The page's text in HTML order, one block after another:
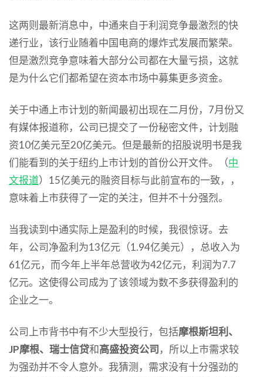
这两则最新消息中，中通来自于利润竞争最激烈的快
递行业，该行业随着中国电商的爆炸式发展而繁荣。
但是激烈竞争意味着大部分公司都在大量亏损，这就
是为什么它们都希望在资本市场中募集更多资金。
关于中通上市计划的新闻最初出现在二月份，7月份又
有媒体报道称，公司已提交了一份秘密文件，计划融
资10亿美元至20亿美元。但是最新的招股说明书是我
们能看到的关于纽约上市计划的首份公开文件。（中
文报道）15亿美元的融资目标与此前宣布的一致，，
意味着上市获得了一定的关注，但并不十分强烈。
当我读到中通实际上是盈利的时候，我很惊讶。去
年，公司净盈利为13亿元（1.94亿美元），总收入为
61亿元，而今年上半年总营收为42亿元，利润为7.7
亿元。这使得公司成为了该领域为数不多获得盈利的
企业之一。
公司上市背书中有不少大型投行，包括摩根斯坦利 、
JP摩根、 瑞士信贷和高盛投资公司 ，所以上市需求较
为强劲并不令人意外。我猜测，需求没有十分强劲的